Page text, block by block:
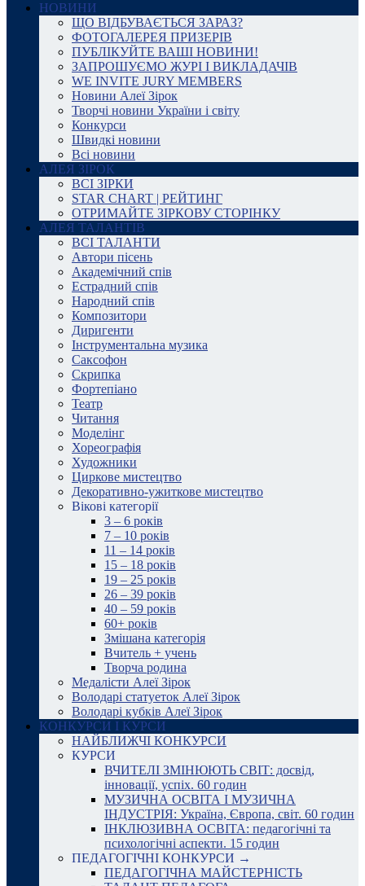
НОВИНИ
ЩО ВІДБУВАЄТЬСЯ ЗАРАЗ?
ФОТОГАЛЕРЕЯ ПРИЗЕРІВ
ПУБЛІКУЙТЕ ВАШІ НОВИНИ!
ЗАПРОШУЄМО ЖУРІ І ВИКЛАДАЧІВ
WE INVITE JURY MEMBERS
Новини Алеї Зірок
Творчі новини України і світу
Конкурси
Швидкі новини
Всі новини
АЛЕЯ ЗІРОК
ВСІ ЗІРКИ
STAR CHART | РЕЙТИНГ
ОТРИМАЙТЕ ЗІРКОВУ СТОРІНКУ
АЛЕЯ ТАЛАНТІВ
ВСІ ТАЛАНТИ
Автори пісень
Академічний спів
Естрадний спів
Народний спів
Композитори
Диригенти
Інструментальна музика
Саксофон
Скрипка
Фортепіано
Театр
Читання
Моделінг
Хореографія
Художники
Циркове мистецтво
Декоративно-ужиткове мистецтво
Вікові категорії
3 – 6 років
7 – 10 років
11 – 14 років
15 – 18 років
19 – 25 років
26 – 39 років
40 – 59 років
60+ років
Змішана категорія
Вчитель + учень
Творча родина
Медалісти Алеї Зірок
Володарі статуеток Алеї Зірок
Володарі кубків Алеї Зірок
КОНКУРСИ І КУРСИ
НАЙБЛИЖЧІ КОНКУРСИ
КУРСИ
ВЧИТЕЛІ ЗМІНЮЮТЬ СВІТ: досвід,
інновації, успіх. 60 годин
МУЗИЧНА ОСВІТА І МУЗИЧНА
ІНДУСТРІЯ: Україна, Європа, світ. 60 годин
ІНКЛЮЗИВНА ОСВІТА: педагогічні та
психологічні аспекти. 15 годин
ПЕДАГОГІЧНІ КОНКУРСИ →
ПЕДАГОГІЧНА МАЙСТЕРНІСТЬ